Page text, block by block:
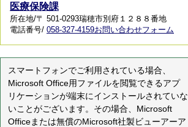
医療保険課
所在地/〒 501-0293瑞穂市別府１２８８番地
電話番号/ 058-327-4159お問い合わせフォーム
スマートフォンでご利用されている場合、
Microsoft Office用ファイルを閲覧できるアプ
リケーションが端末にインストールされていな
いことがございます。その場合、Microsoft
Officeまたは無償のMicrosoft社製ビューアーア